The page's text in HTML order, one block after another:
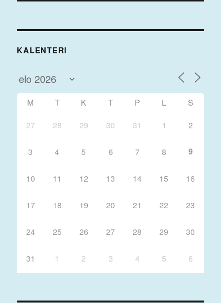
KALENTERI
M T K T P L
S
27
28 29 30 31 1 2
3 4 5 6 7 8 9
10 11 12 13 14 15 16
17 18 19 20 21 22 23
24 25 26 27 28 29 30
31 1 2 3 4 5 6